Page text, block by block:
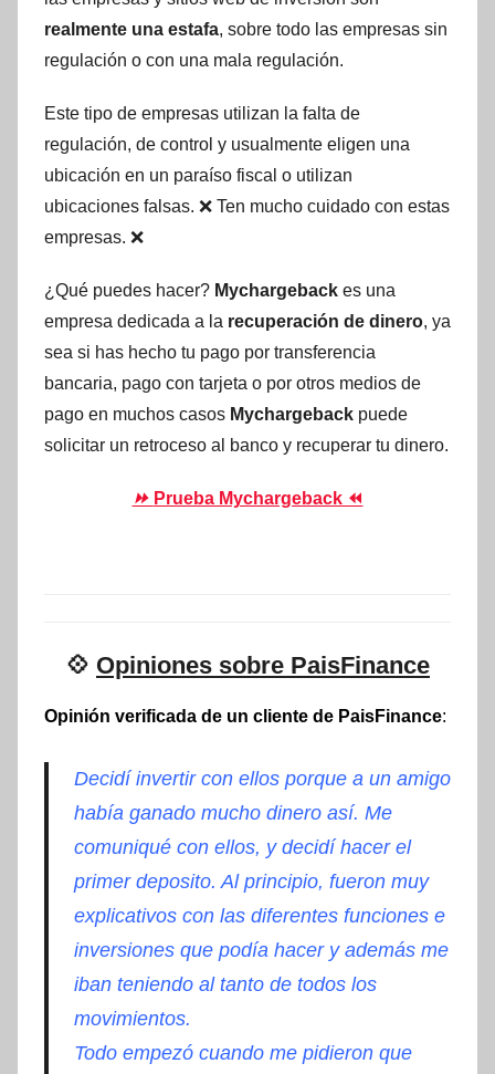
realmente una estafa, sobre todo las empresas sin
regulación o con una mala regulación.
Este tipo de empresas utilizan la falta de
regulación, de control y usualmente eligen una
ubicación en un paraíso fiscal o utilizan
ubicaciones falsas. ❌ Ten mucho cuidado con estas
empresas. ❌
¿Qué puedes hacer? Mychargeback es una
empresa dedicada a la recuperación de dinero, ya
sea si has hecho tu pago por transferencia
bancaria, pago con tarjeta o por otros medios de
pago en muchos casos Mychargeback puede
solicitar un retroceso al banco y recuperar tu dinero.
⏩ Prueba Mychargeback ⏪
💠 Opiniones sobre PaisFinance
Opinión verificada de un cliente de PaisFinance:
Decidí invertir con ellos porque a un amigo
había ganado mucho dinero así. Me
comuniqué con ellos, y decidí hacer el
primer deposito. Al principio, fueron muy
explicativos con las diferentes funciones e
inversiones que podía hacer y además me
iban teniendo al tanto de todos los
movimientos.
Todo empezó cuando me pidieron que